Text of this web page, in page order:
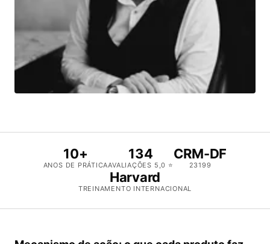
10+
ANOS DE PRÁTICA
134
AVALIAÇÕES 5,0 ⭐
CRM-DF
23199
Harvard
TREINAMENTO INTERNACIONAL